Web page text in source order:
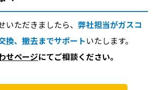
いただきましたら、 弊社担当がガスコ
換、撤去までサポート いたします。
せページにてご相談ください。